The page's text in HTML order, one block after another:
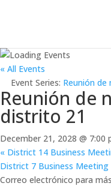
« All Events
Event Series: Reunión de
Reunión de
distrito 21
December 21, 2028 @ 7:00
« District 14 Business
District 7 Business Meeting
Correo electrónico para